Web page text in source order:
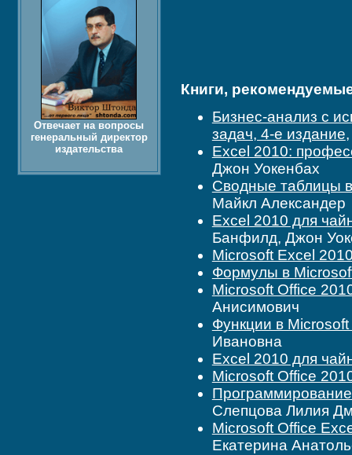
Книги,
Бизнес-анализ с
задач, 4-е издание
Excel 2010:
Джон Уокенбах
Сводные таблицы
Майкл Александер
Excel 2010 для
Банфилд, Джон
Microsoft Excel
Формулы в
Microsoft Office
Анисимович
Функции в
Ивановна
Excel 2010 для
Microsoft Office
Слепцова Лилия
Microsoft Office
Екатерина
Отвечает на вопросы
генеральный директор
издательства